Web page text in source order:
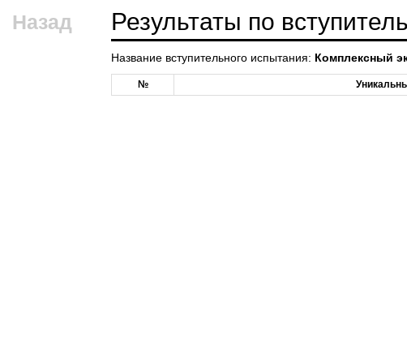
Назад Результаты по
Название вступительного испытания: Комплексный
№